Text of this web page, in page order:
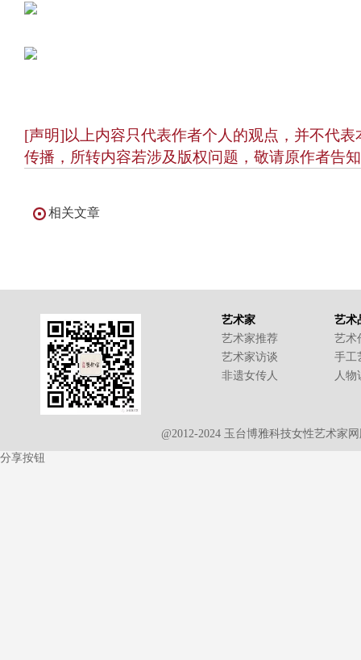
[声明]以上内容只代表作者个人的观点，并不代
传播，所转内容若涉及版权问题，敬请原作者告
相关文章
艺术家
艺术家推荐
艺术家访谈
非遗女传人
艺术
艺术
手工
人物
@2012-2024 玉台博雅科技女性艺术家
分享按钮